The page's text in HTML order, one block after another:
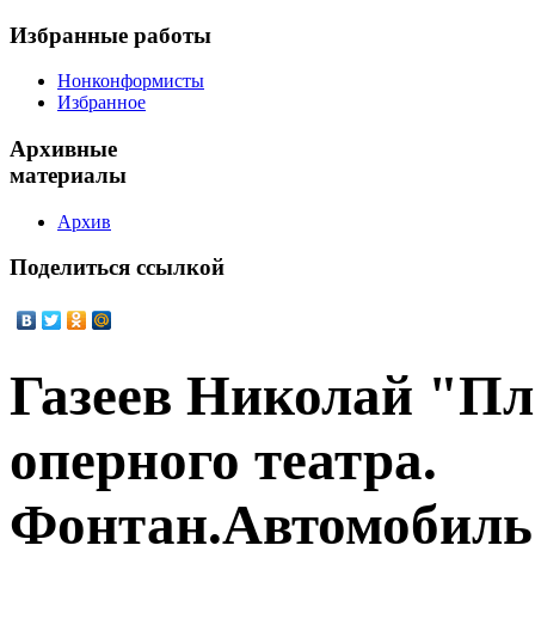
Избранные работы
Нонконформисты
Избранное
Архивные
материалы
Архив
Поделиться ссылкой
Газеев Николай
оперного театра.